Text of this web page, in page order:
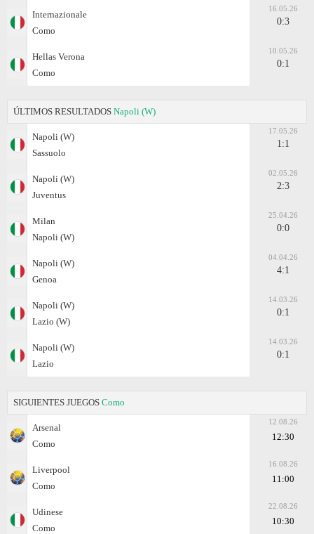
Internazionale
Como
16.05.26
0:3
Hellas Verona
Como
10.05.26
0:1
ÚLTIMOS RESULTADOS Napoli (W)
Napoli (W)
Sassuolo
17.05.26
1:1
Napoli (W)
Juventus
02.05.26
2:3
Milan
Napoli (W)
25.04.26
0:0
Napoli (W)
Genoa
04.04.26
4:1
Napoli (W)
Lazio (W)
14.03.26
0:1
Napoli (W)
Lazio
14.03.26
0:1
SIGUIENTES JUEGOS Como
Arsenal
Como
12.08.26
12:30
Liverpool
Como
16.08.26
11:00
Udinese
Como
22.08.26
10:30